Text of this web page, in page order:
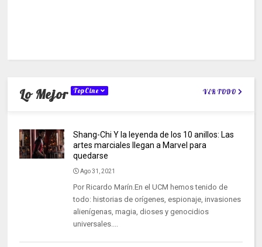
Lo Mejor TopCine VER TODO
Shang-Chi Y la leyenda de los 10 anillos: Las
artes marciales llegan a Marvel para
quedarse
Ago 31, 2021
Por Ricardo Marín.En el UCM hemos tenido de
todo: historias de orígenes, espionaje, invasiones
alienígenas, magia, dioses y genocidios
universales....